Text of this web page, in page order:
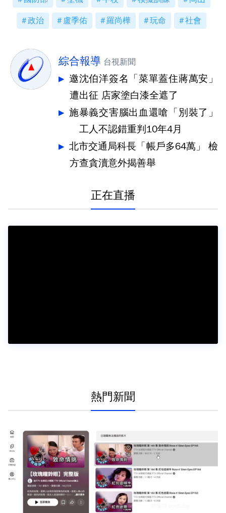
政治 盧季佑 羅尚樺 玩命 社會
綜合報導 台視新聞
邀沈伯洋簽名「菜單蓋住蔣萬安」
遭出征 店家塗白漆全遮了
施暴義交害腦出血還嗆「別裝了」
工人不認錯重判10年4月
北市交通局科長「帳戶多64萬」 檢
方查貪瀆意外揭善舉
正在直播
熱門新聞